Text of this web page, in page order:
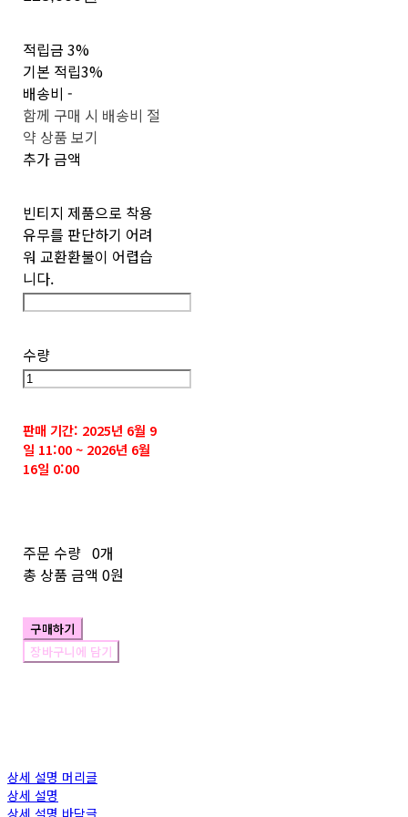
적립금 3%
기본 적립3%
배송비-
함께 구매 시 배송비 절
약 상품 보기
추가 금액
빈티지 제품으로 착용
유무를 판단하기 어려
워 교환환불이 어렵습
니다.
수량
판매 기간: 2025년 6월 9
일 11:00 ~ 2026년 6월
16일 0:00
주문 수량 0개
총 상품 금액 0원
구매하기
장바구니에 담기
상세 설명 머리글
상세 설명